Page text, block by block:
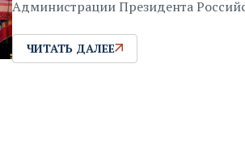
Администрации Президента
ЧИТАТЬ ДАЛЕЕ